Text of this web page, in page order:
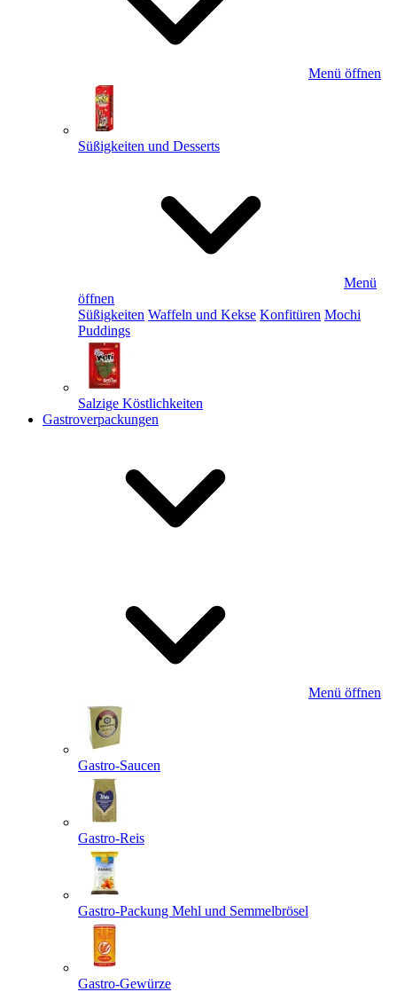
Menü öffnen
Süßigkeiten und Desserts
Menü
öffnen
Süßigkeiten Waffeln und Kekse Konfitüren Mochi
Puddings
Salzige Köstlichkeiten
Gastroverpackungen
Menü öffnen
Gastro-Saucen
Gastro-Reis
Gastro-Packung Mehl und Semmelbrösel
Gastro-Gewürze